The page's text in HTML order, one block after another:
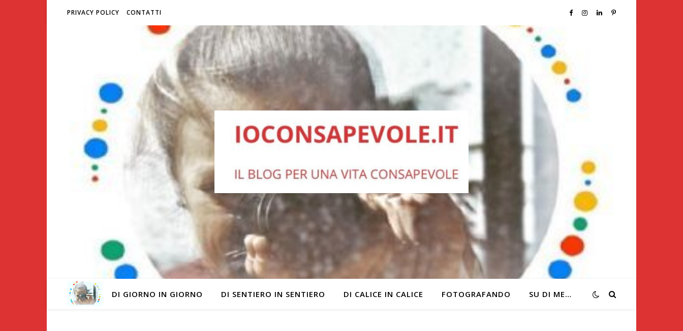
PRIVACY POLICY CONTATTI
DI GIORNO IN GIORNO DI SENTIERO IN SENTIERO DI CALICE IN CALICE FOTOGRAFANDO SU DI ME…